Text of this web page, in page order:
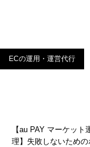
ECの運用・運営代行
【au PAY マーケット
理】失敗しないための